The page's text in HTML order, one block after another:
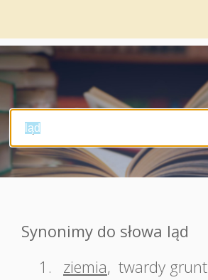
Synonimy do słowa ląd
1.
ziemia, twardy grunt